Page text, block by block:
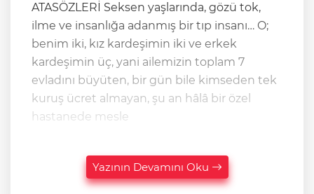
ATASÖZLERİ ​Seksen yaşlarında, gözü tok,
ilme ve insanlığa adanmış bir tıp insanı… O;
benim iki, kız kardeşimin iki ve erkek
kardeşimin üç, yani ailemizin toplam 7
evladını büyüten, bir gün bile kimseden tek
kuruş ücret almayan, şu an hâlâ bir özel
hastanede mesle
Yazının Devamını Oku